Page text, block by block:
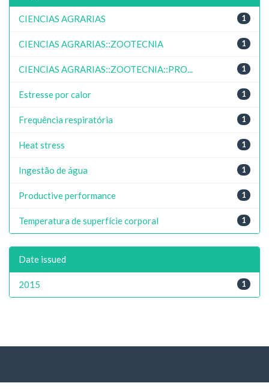
1
CIENCIAS AGRARIAS
1
CIENCIAS AGRARIAS::ZOOTECNIA
1
CIENCIAS AGRARIAS::ZOOTECNIA::PRO...
1
Estresse por calor
1
Frequência respiratória
1
Heat stress
1
Ingestão de água
1
Productive performance
1
Temperatura de superfície corporal
Date issued
1
2015